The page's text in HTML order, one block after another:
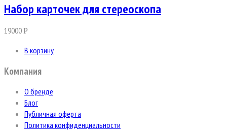
Набор карточек для стереоскопа
19000Р
В корзину
Компания
О бренде
Блог
Публичная оферта
Политика конфиденциальности